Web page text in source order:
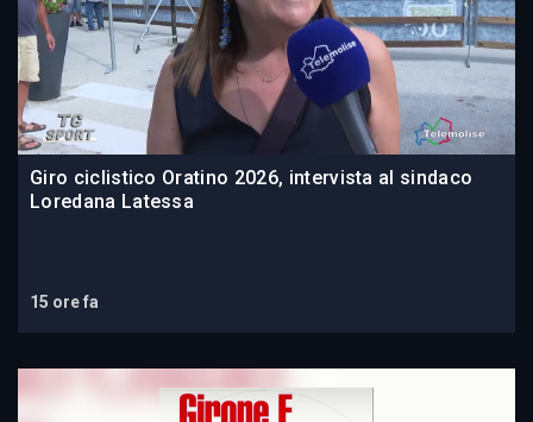
Giro ciclistico Oratino 2026, intervista al sindaco
Loredana Latessa
15 ore fa